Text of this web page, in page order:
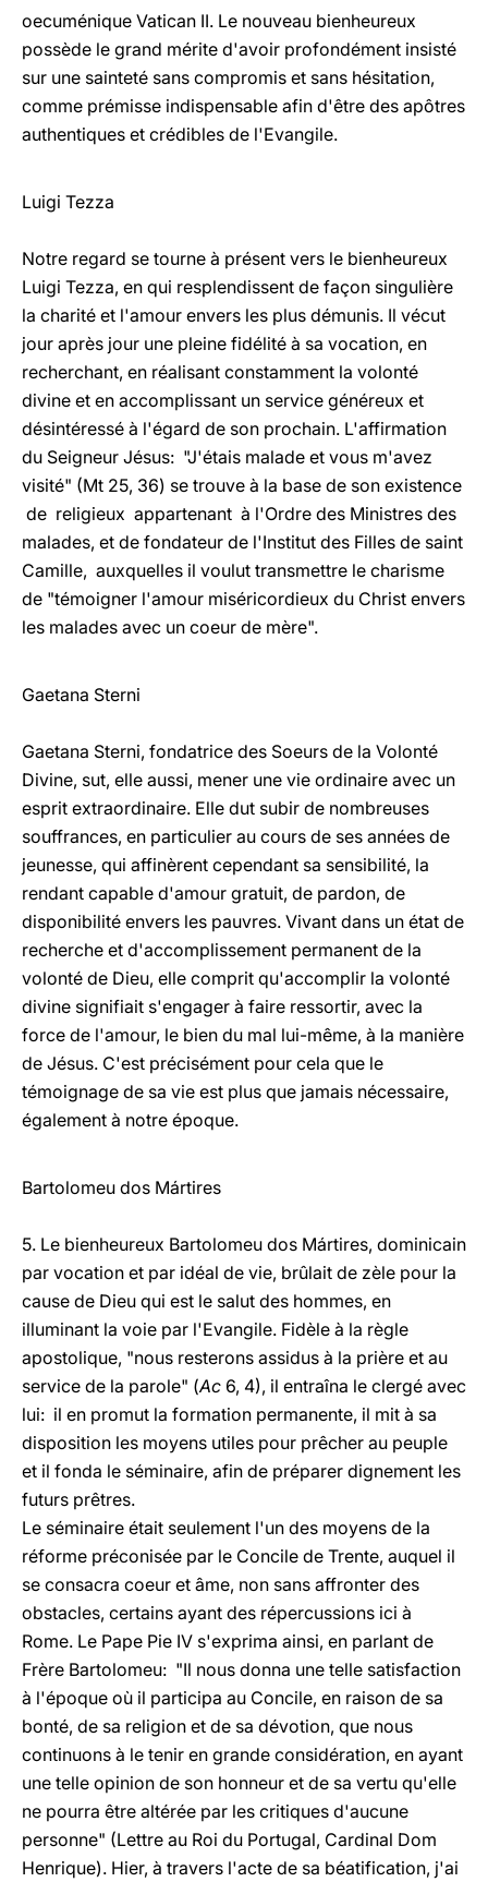
oecuménique Vatican II. Le nouveau bienheureux
possède le grand mérite d'avoir profondément insisté
sur une sainteté sans compromis et sans hésitation,
comme prémisse indispensable afin d'être des apôtres
authentiques et crédibles de l'Evangile.
Luigi Tezza
Notre regard se tourne à présent vers le bienheureux
Luigi Tezza, en qui resplendissent de façon singulière
la charité et l'amour envers les plus démunis. Il vécut
jour après jour une pleine fidélité à sa vocation, en
recherchant, en réalisant constamment la volonté
divine et en accomplissant un service généreux et
désintéressé à l'égard de son prochain. L'affirmation
du Seigneur Jésus: "J'étais malade et vous m'avez
visité" (Mt 25, 36) se trouve à la base de son existence
de religieux appartenant à l'Ordre des Ministres des
malades, et de fondateur de l'Institut des Filles de saint
Camille, auxquelles il voulut transmettre le charisme
de "témoigner l'amour miséricordieux du Christ envers
les malades avec un coeur de mère".
Gaetana Sterni
Gaetana Sterni, fondatrice des Soeurs de la Volonté
Divine, sut, elle aussi, mener une vie ordinaire avec un
esprit extraordinaire. Elle dut subir de nombreuses
souffrances, en particulier au cours de ses années de
jeunesse, qui affinèrent cependant sa sensibilité, la
rendant capable d'amour gratuit, de pardon, de
disponibilité envers les pauvres. Vivant dans un état de
recherche et d'accomplissement permanent de la
volonté de Dieu, elle comprit qu'accomplir la volonté
divine signifiait s'engager à faire ressortir, avec la
force de l'amour, le bien du mal lui-même, à la manière
de Jésus. C'est précisément pour cela que le
témoignage de sa vie est plus que jamais nécessaire,
également à notre époque.
Bartolomeu dos Mártires
5. Le bienheureux Bartolomeu dos Mártires, dominicain
par vocation et par idéal de vie, brûlait de zèle pour la
cause de Dieu qui est le salut des hommes, en
illuminant la voie par l'Evangile. Fidèle à la règle
apostolique, "nous resterons assidus à la prière et au
service de la parole" (Ac 6, 4), il entraîna le clergé avec
lui: il en promut la formation permanente, il mit à sa
disposition les moyens utiles pour prêcher au peuple
et il fonda le séminaire, afin de préparer dignement les
futurs prêtres.
Le séminaire était seulement l'un des moyens de la
réforme préconisée par le Concile de Trente, auquel il
se consacra coeur et âme, non sans affronter des
obstacles, certains ayant des répercussions ici à
Rome. Le Pape Pie IV s'exprima ainsi, en parlant de
Frère Bartolomeu: "Il nous donna une telle satisfaction
à l'époque où il participa au Concile, en raison de sa
bonté, de sa religion et de sa dévotion, que nous
continuons à le tenir en grande considération, en ayant
une telle opinion de son honneur et de sa vertu qu'elle
ne pourra être altérée par les critiques d'aucune
personne" (Lettre au Roi du Portugal, Cardinal Dom
Henrique). Hier, à travers l'acte de sa béatification, j'ai